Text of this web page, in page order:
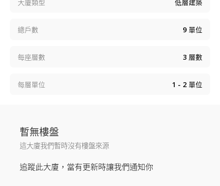
大廈類型 低層建築
總戶數 9 單位
每座層數 3 層數
每層單位 1 - 2 單位
暫無樓盤
這大廈我們暫時沒有樓盤來源
追蹤此大廈，當有更新時讓我們通知你